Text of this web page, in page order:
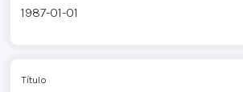
1987-01-01
Título